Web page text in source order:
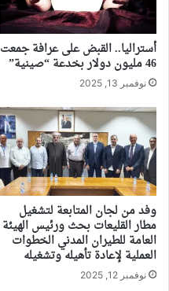
أستراليا.. القبض على عرافة جمعت
46 مليون دولار بخدعة “صينية”
نوفمبر 13, 2025
وفد من لجان المتابعة لتشغيل
مطار القليعات بحث ورئيس الهيئة
العامة للطيران المدني الخطوات
العملية لإعادة تأهيله وتشغيله
نوفمبر 12, 2025